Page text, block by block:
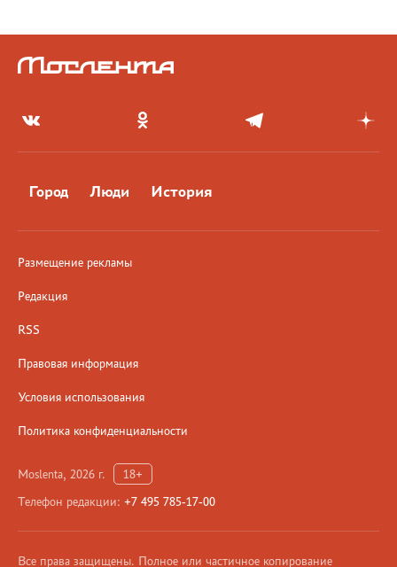
Город Люди История
Размещение рекламы
Редакция
RSS
Правовая информация
Условия использования
Политика конфиденциальности
Moslenta, 2026 г.
18+
Телефон редакции: +7 495 785-17-00
Все права защищены. Полное или частичное копирование